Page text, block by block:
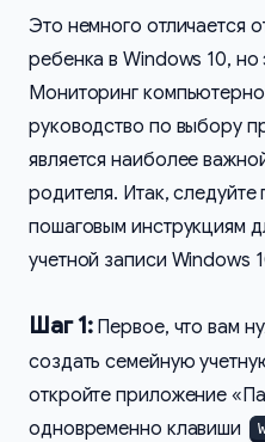
Это немного отличается
ребенка в Windows 10,
Мониторинг
руководство по выбору
является наиболее
родителя. Итак,
пошаговым инструкциям
учетной записи Windows
Шаг 1: Первое, что вам
создать семейную
откройте приложение
одновременно клавиши